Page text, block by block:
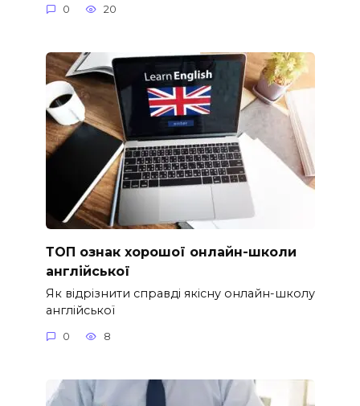
0 20
ТОП ознак хорошої онлайн-школи
англійської
Як відрізнити справді якісну онлайн-школу
англійської
0 8